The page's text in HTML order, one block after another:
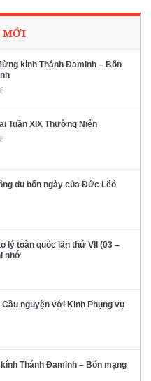
MỚI
kính Thánh Đaminh – Bổn
Tuần XIX Thường Niên
du bốn ngày của Đức Lêô
lý toàn quốc lần thứ VII (03 –
nhớ
Cầu nguyện với Kinh Phụng vụ
Thánh Đaminh – Bổn mạng